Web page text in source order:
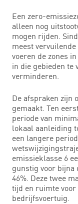
Een zero-
alleen nog
mogen rijden.
meest
voeren de zones
in die gebieden te
verminderen.
De afspraken zijn
gemaakt. Ten
periode van
lokaal aanleiding
een langere
emissieklasse 6
gunstig voor bijna
46%. Deze twee
tijd en ruimte
bedrijfsvoertuig.